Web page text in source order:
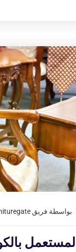
بواسطة فريق Usedfurnituregate
بالكويت |